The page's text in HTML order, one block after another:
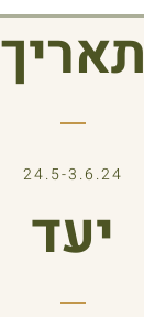
תאריך
24.5-3.6.24
יעד